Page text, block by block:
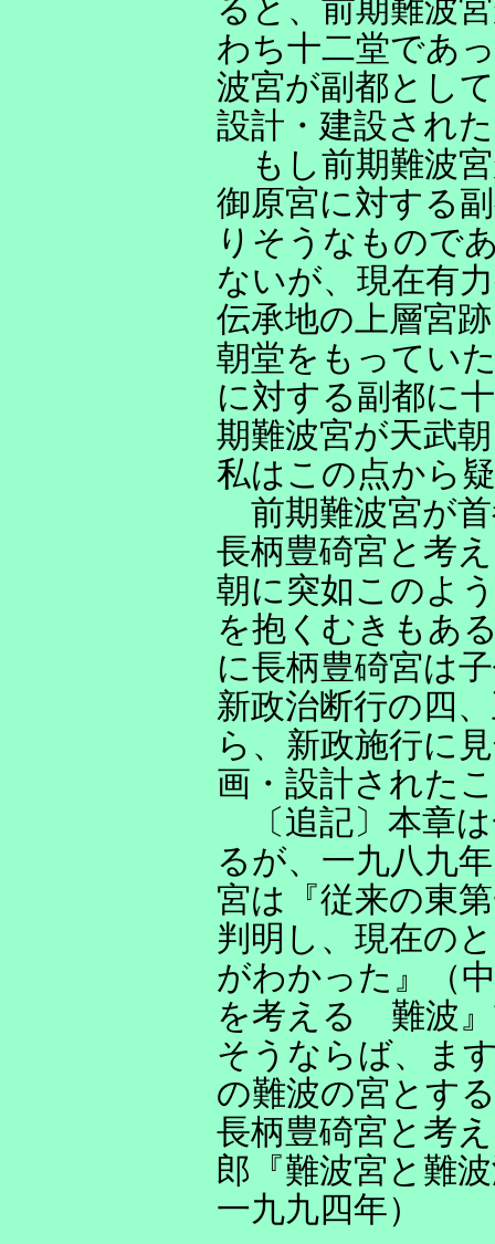
ると、前期難波
わち十二堂であ
波宮が副都とし
設計・建設され
もし前期難波
御原宮に対する
りそうなもので
ないが、現在有
伝承地の上層宮
朝堂をもってい
に対する副都に
期難波宮が天武
私はこの点から
前期難波宮が
長柄豊碕宮と考
朝に突如このよ
を抱くむきもあ
に長柄豊碕宮は
新政治断行の四
ら、新政施行に
画・設計された
〔追記〕本章
るが、一九八九
宮は『従来の東
判明し、現在の
がわかった』（
を考える 難波』
そうならば、ま
の難波の宮とす
長柄豊碕宮と考
郎『難波宮と難
一九九四年）